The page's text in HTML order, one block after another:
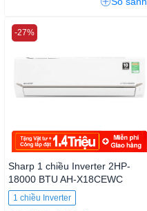
Sharp 1 chiều Inverter 2HP-
18000 BTU AH-X18CEWC
1 chiều Inverter
-27%